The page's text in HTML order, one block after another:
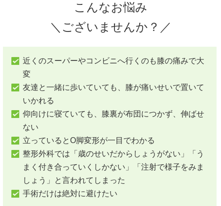
こんなお悩み
＼ございませんか？／
近くのスーパーやコンビニへ行くのも膝の痛みで大
変
友達と一緒に歩いていても、膝が痛いせいで置いて
いかれる
仰向けに寝ていても、膝裏が布団につかず、伸ばせ
ない
立っているとO脚変形が一目でわかる
整形外科では「歳のせいだからしょうがない」「う
まく付き合っていくしかない」「注射で様子をみま
しょう」と言われてしまった
手術だけは絶対に避けたい